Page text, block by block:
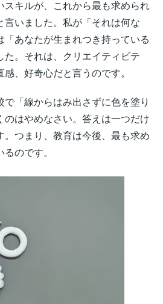
スキルが、これから最も求められ
言いました。私が「それは何な
「あなたが生まれつき持っている
た。それは、クリエイティビテ
、好奇心だと言うのです。
で「線からはみ出さずに色を塗り
のはやめなさい。答えは一つだけ
。つまり、教育は今後、最も求め
のです。